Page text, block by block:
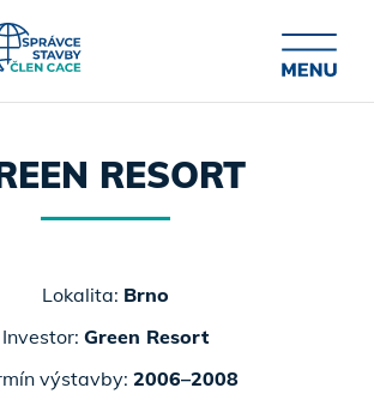
RESORT
Lokalita: Brno
Investor: Green Resort
výstavby: 2006–2008